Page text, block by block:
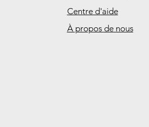
Centre d'aide
À propos de nous